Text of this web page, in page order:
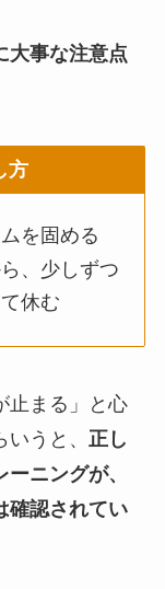
大事な注意点
方
を固める
、少しずつ
休む
止まる」と心
うと、 正し
ニングが、
確認されてい